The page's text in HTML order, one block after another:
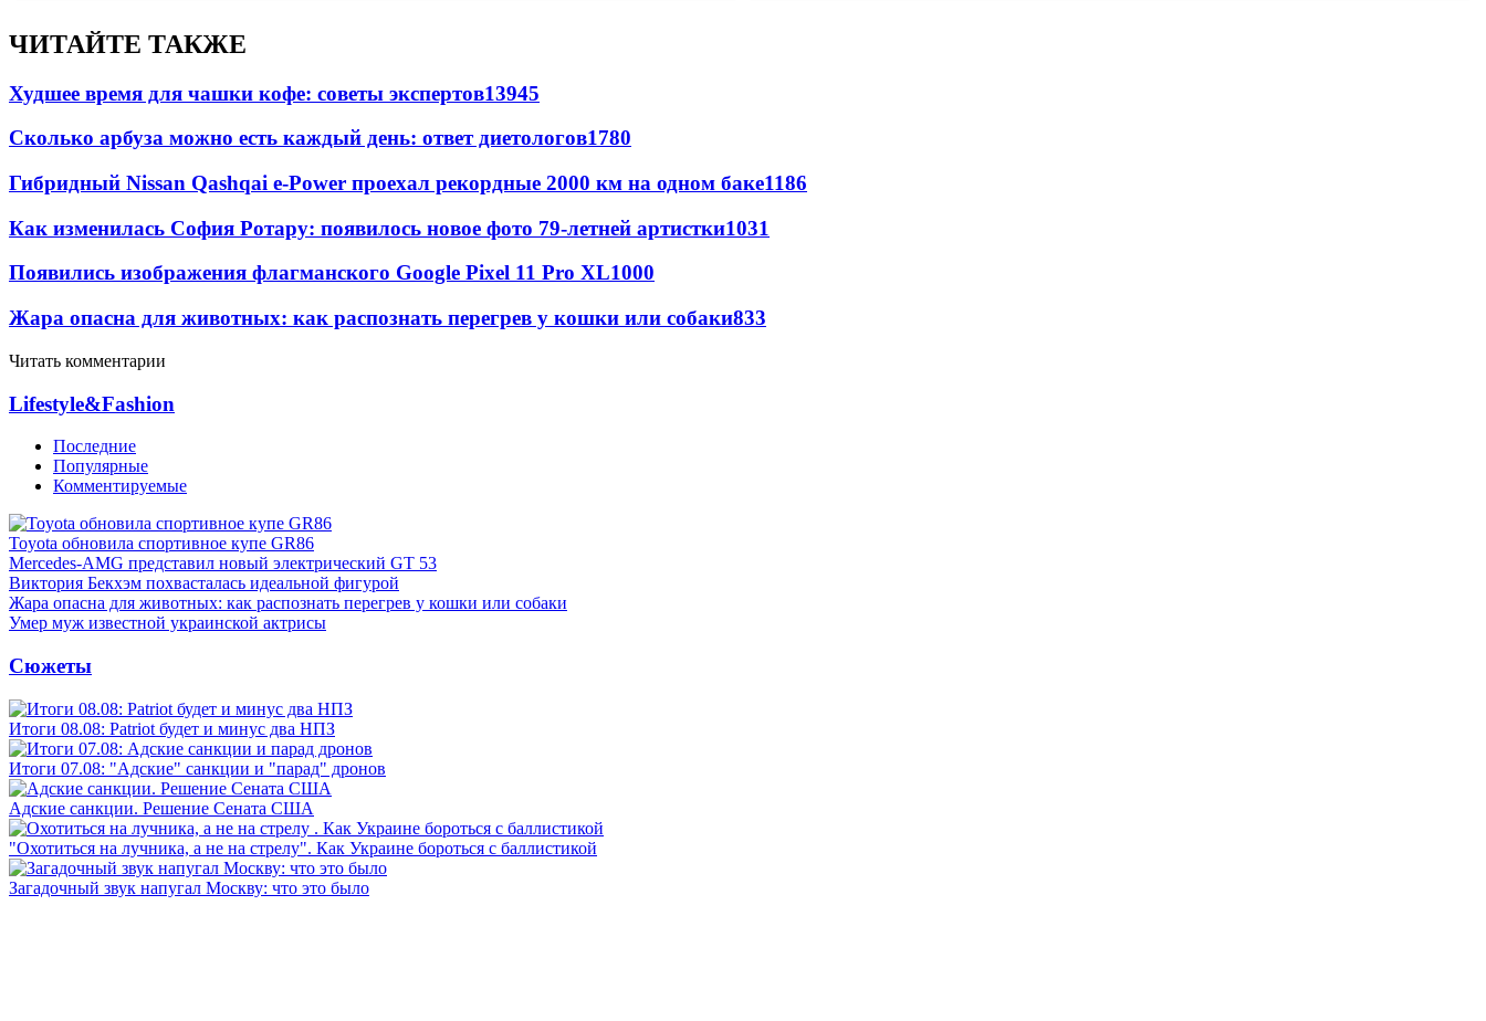
ЧИТАЙТЕ ТАКЖЕ
Худшее время для чашки кофе: советы экспертов13945
Сколько арбуза можно есть каждый день: ответ диетологов1780
Гибридный Nissan Qashqai e-Power проехал рекордные 2000 км на одном баке1186
Как изменилась София Ротару: появилось новое фото 79-летней артистки1031
Появились изображения флагманского Google Pixel 11 Pro XL1000
Жара опасна для животных: как распознать перегрев у кошки или собаки833
Читать комментарии
Lifestyle&Fashion
Последние
Популярные
Комментируемые
Toyota обновила спортивное купе GR86
Mercedes-AMG представил новый электрический GT 53
Виктория Бекхэм похвасталась идеальной фигурой
Жара опасна для животных: как распознать перегрев у кошки или собаки
Умер муж известной украинской актрисы
Сюжеты
Итоги 08.08: Patriot будет и минус два НПЗ
Итоги 07.08: "Адские" санкции и "парад" дронов
Адские санкции. Решение Сената США
"Охотиться на лучника, а не на стрелу". Как Украине бороться с баллистикой
Загадочный звук напугал Москву: что это было